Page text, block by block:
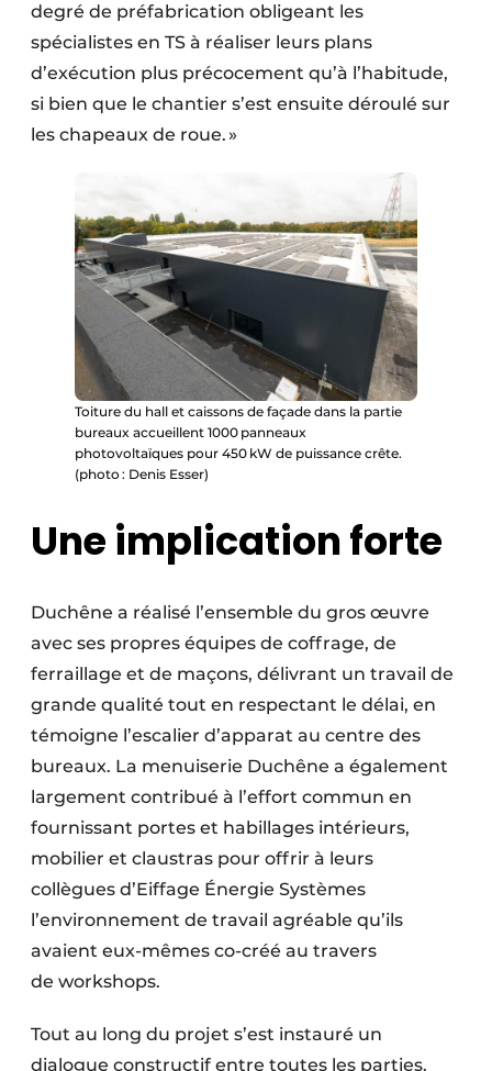
degré de préfabrication obligeant les
spécialistes en TS à réaliser leurs plans
d’exécution plus précocement qu’à l’habitude,
si bien que le chantier s’est ensuite déroulé sur
les chapeaux de roue. »
Toiture du hall et caissons de façade dans la partie
bureaux accueillent 1000 panneaux
photovoltaïques pour 450 kW de puissance crête.
(photo : Denis Esser)
Une implication forte
Duchêne a réalisé l’ensemble du gros œuvre
avec ses propres équipes de coffrage, de
ferraillage et de maçons, délivrant un travail de
grande qualité tout en respectant le délai, en
témoigne l’escalier d’apparat au centre des
bureaux. La menuiserie Duchêne a également
largement contribué à l’effort commun en
fournissant portes et habillages intérieurs,
mobilier et claustras pour offrir à leurs
collègues d’Eiffage Énergie Systèmes
l’environnement de travail agréable qu’ils
avaient eux-mêmes co-créé au travers
de workshops.
Tout au long du projet s’est instauré un
dialogue constructif entre toutes les parties.